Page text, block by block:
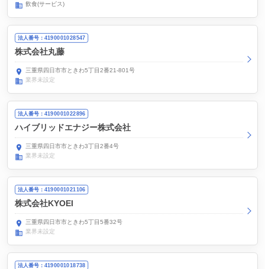
飲食(サービス)
法人番号：4190001028547
株式会社丸藤
三重県四日市市ときわ5丁目2番21-801号
業界未設定
法人番号：4190001022896
ハイブリッドエナジー株式会社
三重県四日市市ときわ3丁目2番4号
業界未設定
法人番号：4190001021106
株式会社KYOEI
三重県四日市市ときわ5丁目5番32号
業界未設定
法人番号：4190001018738